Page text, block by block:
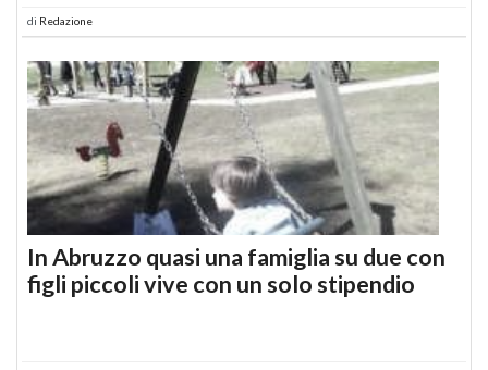
di Redazione
In Abruzzo quasi una famiglia su due con
figli piccoli vive con un solo stipendio